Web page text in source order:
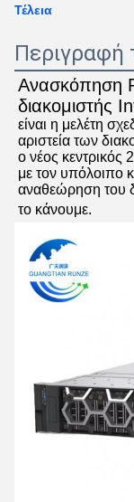
Τέλεια
Περιγραφή
Ανασκόπηση
διακομιστής
είναι η μελέτη
αριστεία των
ο νέος κεντρικός
με τον υπόλοιπο
αναθεώρηση του
το κάνουμε.